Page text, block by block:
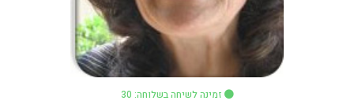
זמינה לשיחה בשלוחה: 30